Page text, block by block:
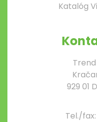
Katalóg
Trend
929 01
Tel./fax: